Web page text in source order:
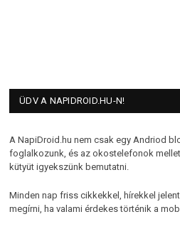
ÜDV A NAPIDROID.HU-N!
A NapiDroid.hu nem csak egy Andriod
foglalkozunk, és az okostelefonok
kütyüt igyekszünk bemutatni.
Minden nap friss cikkekkel, hírekkel
megírni, ha valami érdekes történik a